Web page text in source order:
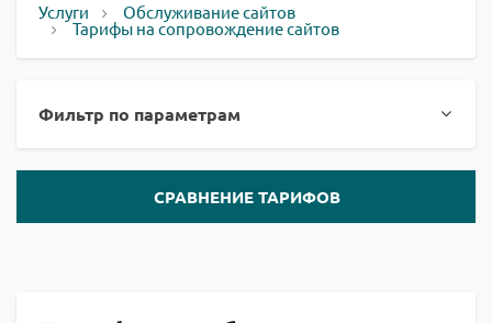
Услуги Обслуживание сайтов
Тарифы на сопровождение сайтов
Фильтр по параметрам
СРАВНЕНИЕ ТАРИФОВ